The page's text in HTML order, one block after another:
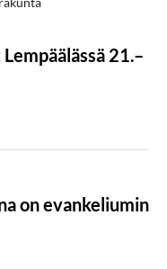
21.–
on evankeliumin